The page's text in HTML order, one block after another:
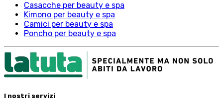
Casacche per beauty e spa
Kimono per beauty e spa
Camici per beauty e spa
Poncho per beauty e spa
I nostri servizi